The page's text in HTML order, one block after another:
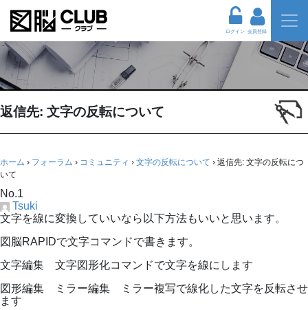
ログイン 会員登録
返信先: 文字の反転について
ホーム › フォーラム › コミュニティ › 文字の反転について › 返信先: 文字の反転につ
いて
No.1
Tsuki
文字を線に変換していいなら以下方法もいいと思います。
図脳RAPIDで文字コマンドで書きます。
文字編集 文字図形化コマンドで文字を線にします
図形編集 ミラー編集 ミラー複写で線化した文字を反転させ
ます